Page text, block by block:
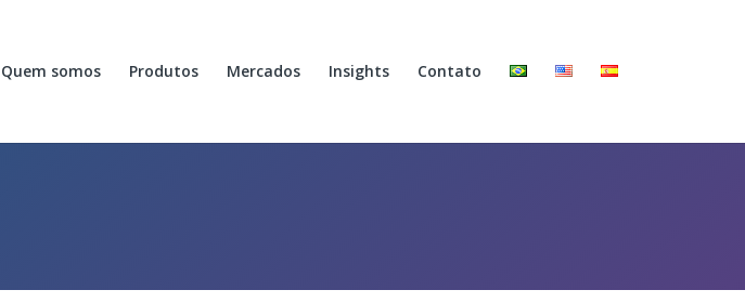
Quem somos Produtos Mercados Insights Contato